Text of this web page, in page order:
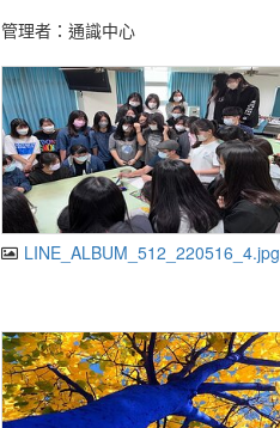
管理者：通識中心
LINE_ALBUM_512_220516_4.jpg